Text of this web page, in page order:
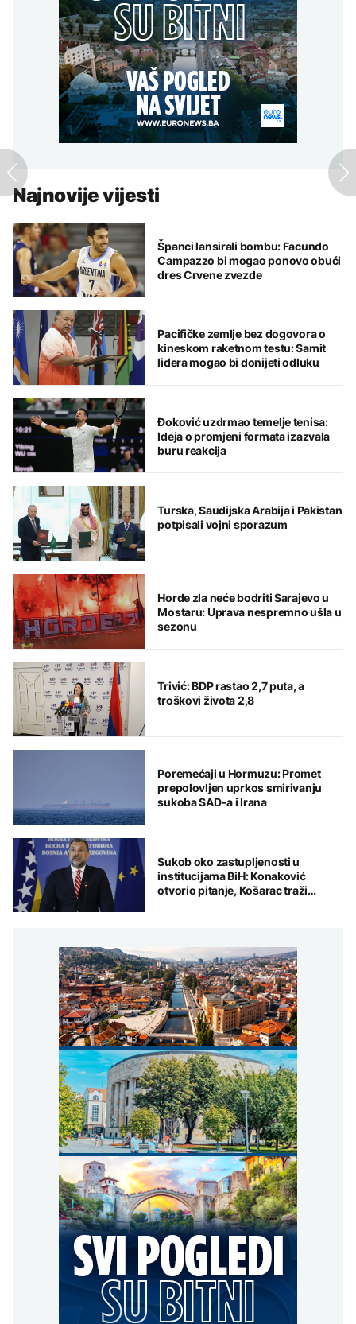
Najnovije vijesti
Španci lansirali bombu: Facundo
Campazzo bi mogao ponovo obući
dres Crvene zvezde
Pacifičke zemlje bez dogovora o
kineskom raketnom testu: Samit
lidera mogao bi donijeti odluku
Đoković uzdrmao temelje tenisa:
Ideja o promjeni formata izazvala
buru reakcija
Turska, Saudijska Arabija i Pakistan
potpisali vojni sporazum
Horde zla neće bodriti Sarajevo u
Mostaru: Uprava nespremno ušla u
sezonu
Trivić: BDP rastao 2,7 puta, a
troškovi života 2,8
Poremećaji u Hormuzu: Promet
prepolovljen uprkos smirivanju
sukoba SAD-a i Irana
Sukob oko zastupljenosti u
institucijama BiH: Konaković
otvorio pitanje, Košarac traži